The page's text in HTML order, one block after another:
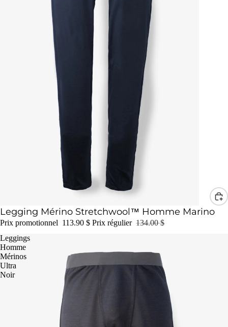
Promotion
Legging Mérino Stretchwool™ Homme Marino
Prix promotionnel 113.90 $ Prix régulier 134.00 $
Leggings
Homme
Mérinos
Ultra
Noir